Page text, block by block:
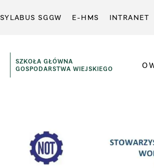
SYLABUS SGGW E-HMS INTRANET
SZKOŁA GŁÓWNA
GOSPODARSTWA WIEJSKIEGO
O